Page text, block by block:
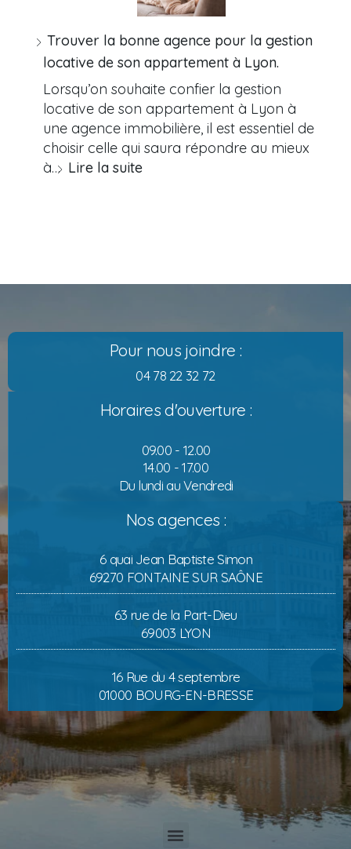
Trouver la bonne agence pour la gestion
locative de son appartement à Lyon.
Lorsqu’on souhaite confier la gestion
locative de son appartement à Lyon à
une agence immobilière, il est essentiel de
choisir celle qui saura répondre au mieux
à… Lire la suite
Pour nous joindre :
04 78 22 32 72
Horaires d'ouverture :
09.00 - 12.00
14.00 - 17.00
Du lundi au Vendredi
Nos agences :
6 quai Jean Baptiste Simon
69270 FONTAINE SUR SAÔNE
63 rue de la Part-Dieu
69003 LYON
16 Rue du 4 septembre
01000 BOURG-EN-BRESSE